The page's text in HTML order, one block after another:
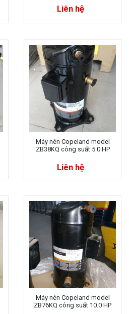
Liên hệ
Máy nén Copeland model
ZB38KQ công suất 5.0 HP
Liên hệ
Máy nén Copeland model
ZB76KQ công suất 10.0 HP